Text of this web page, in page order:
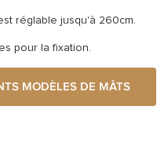
réglable jusqu'à 260cm.
pour la fixation.
MODÈLES DE MÂTS